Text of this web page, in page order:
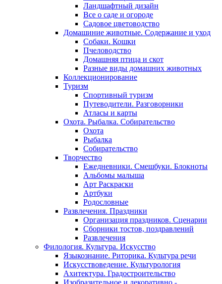
Ландшафтный дизайн
Все о саде и огороде
Садовое цветоводство
Домашиние животные. Содержание и уход
Собаки. Кошки
Пчеловодство
Домашняя птица и скот
Разные виды домашних животных
Коллекционирование
Туризм
Спортивный туризм
Путеводители. Разговорники
Атласы и карты
Охота. Рыбалка. Собирательство
Охота
Рыбалка
Собирательство
Творчество
Ежедневники. Смешбуки. Блокноты
Альбомы малыша
Арт Раскраски
Артбуки
Родословные
Развлечения. Праздники
Организация праздников. Сценарии
Сборники тостов, поздравлений
Развлечения
Филология. Культура. Искусство
Языкознание. Риторика. Культура речи
Искусствоведение. Культурология
Ахитектура. Градостроительство
Изобразительное и декоративно -